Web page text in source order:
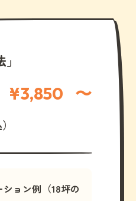
¥3,850 〜
ション例（18坪の